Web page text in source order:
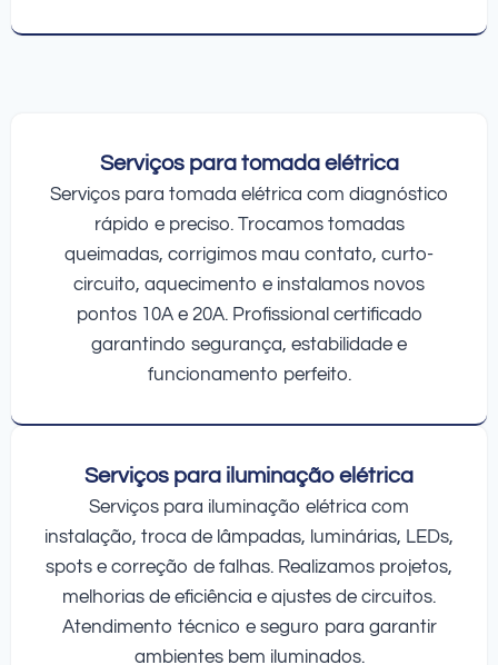
Serviços para tomada elétrica
Serviços para tomada elétrica com diagnóstico
rápido e preciso. Trocamos tomadas
queimadas, corrigimos mau contato, curto-
circuito, aquecimento e instalamos novos
pontos 10A e 20A. Profissional certificado
garantindo segurança, estabilidade e
funcionamento perfeito.
Serviços para iluminação elétrica
Serviços para iluminação elétrica com
instalação, troca de lâmpadas, luminárias, LEDs,
spots e correção de falhas. Realizamos projetos,
melhorias de eficiência e ajustes de circuitos.
Atendimento técnico e seguro para garantir
ambientes bem iluminados.